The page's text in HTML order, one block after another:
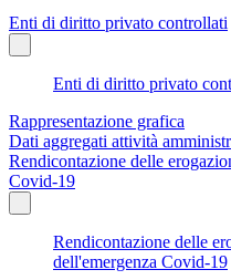
Enti di diritto privato controllati
Enti di diritto privato
Rappresentazione grafica
Dati aggregati attività
Rendicontazione delle
Covid-19
Rendicontazione delle
dell'emergenza Covid-19